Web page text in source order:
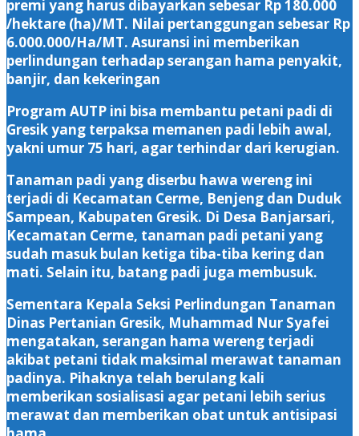
premi yang harus dibayarkan sebesar Rp 180.000
/hektare (ha)/MT. Nilai pertanggungan sebesar Rp
6.000.000/Ha/MT. Asuransi ini memberikan
perlindungan terhadap serangan hama penyakit,
banjir, dan kekeringan
Program AUTP ini bisa membantu petani padi di
Gresik yang terpaksa memanen padi lebih awal,
yakni umur 75 hari, agar terhindar dari kerugian.
Tanaman padi yang diserbu hawa wereng ini
terjadi di Kecamatan Cerme, Benjeng dan Duduk
Sampean, Kabupaten Gresik. Di Desa Banjarsari,
Kecamatan Cerme, tanaman padi petani yang
sudah masuk bulan ketiga tiba-tiba kering dan
mati. Selain itu, batang padi juga membusuk.
Sementara Kepala Seksi Perlindungan Tanaman
Dinas Pertanian Gresik, Muhammad Nur Syafei
mengatakan, serangan hama wereng terjadi
akibat petani tidak maksimal merawat tanaman
padinya. Pihaknya telah berulang kali
memberikan sosialisasi agar petani lebih serius
merawat dan memberikan obat untuk antisipasi